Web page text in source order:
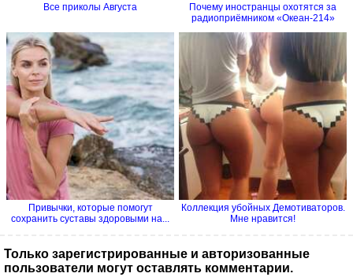
Все приколы Августа
Почему иностранцы охотятся за
радиоприёмником «Океан-214»
Привычки, которые помогут
сохранить суставы здоровыми на...
Коллекция убойных Демотиваторов.
Мне нравится!
Только зарегистрированные и авторизованные
пользователи могут оставлять комментарии.